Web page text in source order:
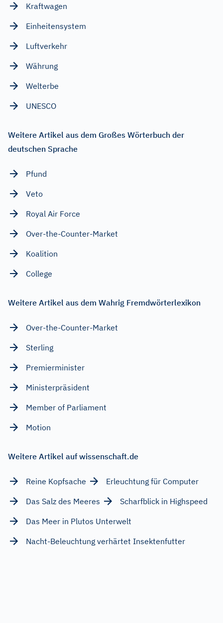
Kraftwagen
Einheitensystem
Luftverkehr
Währung
Welterbe
UNESCO
Weitere Artikel aus dem Großes Wörterbuch der
deutschen Sprache
Pfund
Veto
Royal Air Force
Over-the-Counter-Market
Koalition
College
Weitere Artikel aus dem Wahrig Fremdwörterlexikon
Over-the-Counter-Market
Sterling
Premierminister
Ministerpräsident
Member of Parliament
Motion
Weitere Artikel auf wissenschaft.de
Reine Kopfsache
Erleuchtung für Computer
Das Salz des Meeres
Scharfblick in Highspeed
Das Meer in Plutos Unterwelt
Nacht-Beleuchtung verhärtet Insektenfutter